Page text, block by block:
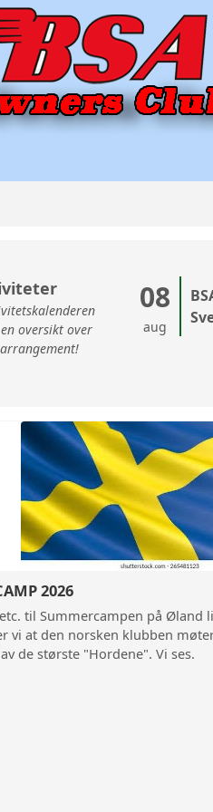
oversikt over
08
aug
2026
til Summercampen på Øland
vi at den norsken klubben
de største "Hordene". Vi ses.